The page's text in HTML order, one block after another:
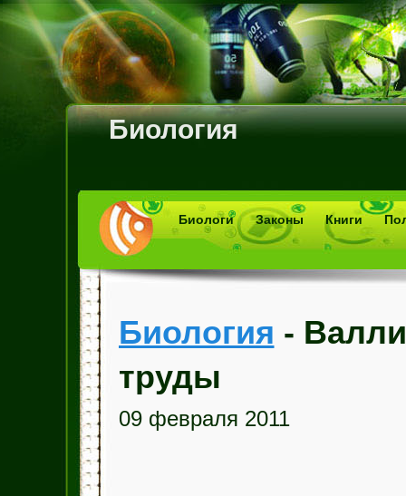
Биология
Биологи Законы Книги
Биология -
труды
09 февраля 2011